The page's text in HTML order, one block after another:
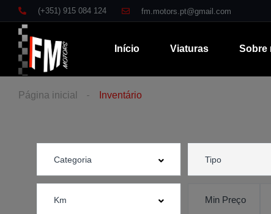
(+351) 915 084 124 fm.motors.pt@gmail.com
Início Viaturas Sobre
Página inicial Inventário